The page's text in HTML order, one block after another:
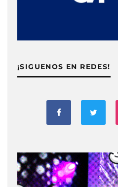
¡SIGUENOS EN REDES!